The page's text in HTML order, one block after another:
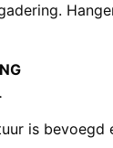
is